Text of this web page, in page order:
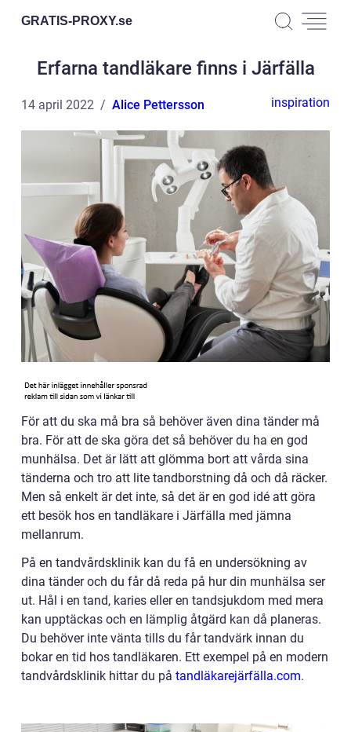
GRATIS-PROXY.se
Erfarna tandläkare finns i Järfälla
14 april 2022 Alice Pettersson inspiration
För att du ska må bra så behöver även dina tänder må
bra. För att de ska göra det så behöver du ha en god
munhälsa. Det är lätt att glömma bort att vårda sina
tänderna och tro att lite tandborstning då och då räcker.
Men så enkelt är det inte, så det är en god idé att göra
ett besök hos en tandläkare i Järfälla med jämna
mellanrum.
På en tandvårdsklinik kan du få en undersökning av
dina tänder och du får då reda på hur din munhälsa ser
ut. Hål i en tand, karies eller en tandsjukdom med mera
kan upptäckas och en lämplig åtgärd kan då planeras.
Du behöver inte vänta tills du får tandvärk innan du
bokar en tid hos tandläkaren. Ett exempel på en modern
tandvårdsklinik hittar du på tandläkarejärfälla.com.